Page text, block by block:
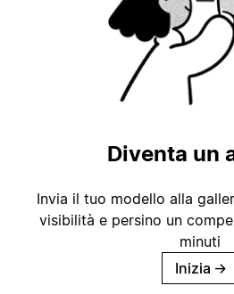
Diventa un
Invia il tuo modello alla
visibilità e persino un
minuti
Inizia →